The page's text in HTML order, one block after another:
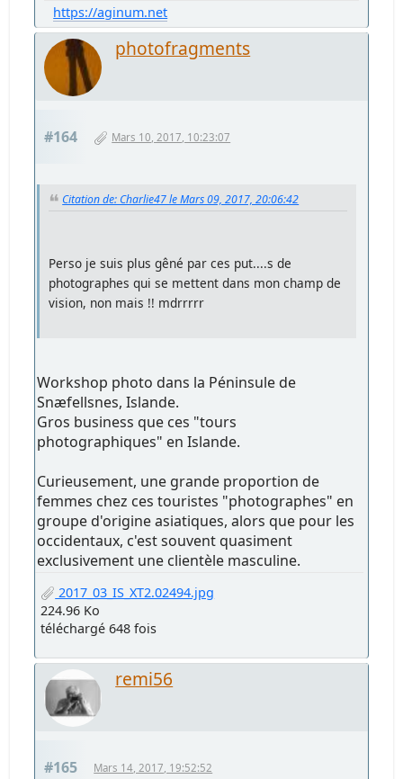
https://aginum.net
photofragments
#164 Mars 10, 2017, 10:23:07
Citation de: Charlie47 le Mars 09, 2017, 20:06:42
Perso je suis plus gêné par ces put....s de
photographes qui se mettent dans mon champ de
vision, non mais !! mdrrrrr
Workshop photo dans la Péninsule de
Snæfellsnes, Islande.
Gros business que ces "tours
photographiques" en Islande.
Curieusement, une grande proportion de
femmes chez ces touristes "photographes" en
groupe d'origine asiatiques, alors que pour les
occidentaux, c'est souvent quasiment
exclusivement une clientèle masculine.
2017_03_IS_XT2.02494.jpg
224.96 Ko
téléchargé 648 fois
remi56
#165 Mars 14, 2017, 19:52:52